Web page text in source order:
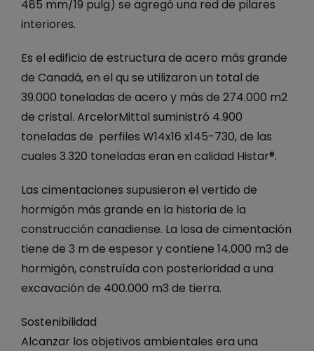
485 mm/19 pulg) se agregó una red de pilares
interiores.
Es el edificio de estructura de acero más grande
de Canadá, en el qu se utilizaron un total de
39.000 toneladas de acero y más de 274.000 m2
de cristal. ArcelorMittal suministró 4.900
toneladas de perfiles W14x16 x145-730, de las
cuales 3.320 toneladas eran en calidad Histar®.
Las cimentaciones supusieron el vertido de
hormigón más grande en la historia de la
construcción canadiense. La losa de cimentación
tiene de 3 m de espesor y contiene 14.000 m3 de
hormigón, construída con posterioridad a una
excavación de 400.000 m3 de tierra.
Sostenibilidad
Alcanzar los objetivos ambientales era una